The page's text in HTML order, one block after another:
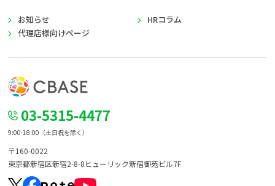
お知らせ
HRコラム
代理店様向けページ
03-5315-4477
9:00-18:00（土日祝を除く）
〒160-0022
東京都新宿区新宿2-8-8ヒューリック新宿御苑ビル7F